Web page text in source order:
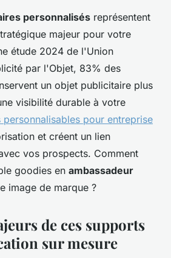
personnalisés représentent
majeur pour votre
étude 2024 de l'Union
par l'Objet, 83% des
un objet publicitaire plus
visibilité durable à votre
personnalisables pour entreprise
et créent un lien
vos prospects. Comment
goodies en ambassadeur
image de marque ?
de ces supports
sur mesure